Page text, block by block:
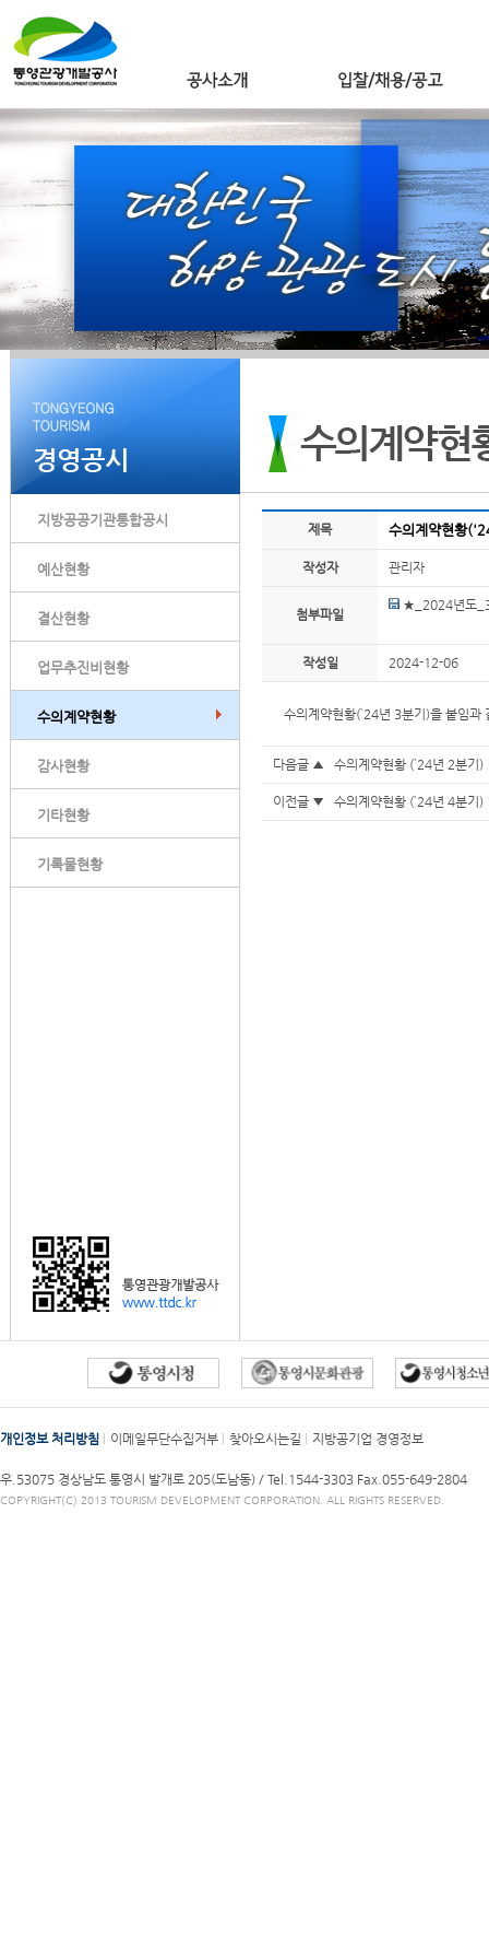
지방공공기관통합공시
예산현황
결산현황
업무추진비현황
수의계약현황
감사현황
기타현황
기록물현황
제목 수의계약현황
작성자 관리자
첨부파일
★_2024년도
작성일 2024-12-06
수의계약현황(`24년 3분기)을 붙임과
다음글 ▲ 수의계약현황 (`24년 2분기)
이전글 ▼ 수의계약현황 (`24년 4분기)
개인정보 처리방침 이메일무단수집거부 찾아오시는길 지방공기업 경영정보
우.53075 경상남도 통영시 발개로 205(도남동) / Tel.1544-3303 Fax.055-649-2804
COPYRIGHT(C) 2013 TOURISM DEVELOPMENT CORPORATION. ALL RIGHTS RESERVED.